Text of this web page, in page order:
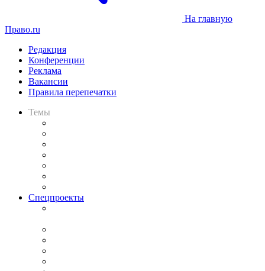
На главную
Право.ru
Редакция
Конференции
Реклама
Вакансии
Правила перепечатки
Темы
Спецпроекты